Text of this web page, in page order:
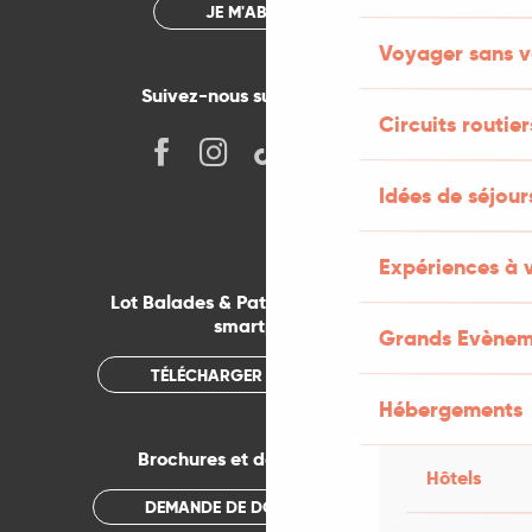
Voyager sans
Circuits
Idées de
Expériences à
Grands
Hébergements
Hôtels
JE M'ABONNE
Suivez-nous sur les réseaux !
Lot Balades & Patrimoines sur votre
smartphone
TÉLÉCHARGER L'APPLICATION
Brochures et documentations
DEMANDE DE DOCUMENTATION